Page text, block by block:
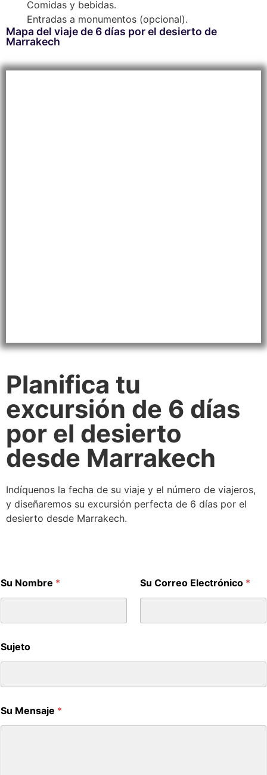
Comidas y bebidas.
Entradas a monumentos (opcional).
Mapa del viaje de 6 días por el desierto de
Marrakech
Planifica tu
excursión de 6 días
por el desierto
desde Marrakech
Indíquenos la fecha de su viaje y el número de viajeros,
y diseñaremos su excursión perfecta de 6 días por el
desierto desde Marrakech.
Su Nombre * Su Correo Electrónico *
Sujeto
Su Mensaje *